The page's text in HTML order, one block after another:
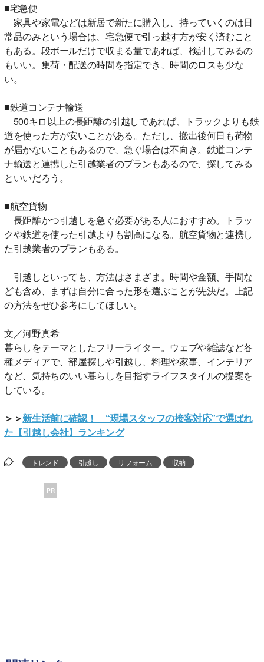
■宅急便
家具や家電などは新居で新たに購入し、持っていくのは日
常品のみという場合は、宅急便で引っ越す方が安く済むこと
もある。段ボールだけで収まる量であれば、検討してみるの
もいい。集荷・配送の時間を指定でき、時間のロスも少な
い。
■鉄道コンテナ輸送
500キロ以上の長距離の引越しであれば、トラックよりも鉄
道を使った方が安いことがある。ただし、搬出後何日も荷物
が届かないこともあるので、急ぐ場合は不向き。鉄道コンテ
ナ輸送と連携した引越業者のプランもあるので、探してみる
といいだろう。
■航空貨物
長距離かつ引越しを急ぐ必要がある人におすすめ。トラッ
クや鉄道を使った引越よりも割高になる。航空貨物と連携し
た引越業者のプランもある。
引越しといっても、方法はさまざま。時間や金額、手間な
ども含め、まずは自分に合った形を選ぶことが先決だ。上記
の方法をぜひ参考にしてほしい。
文／河野真希
暮らしをテーマとしたフリーライター。ウェブや雑誌など各
種メディアで、部屋探しや引越し、料理や家事、インテリア
など、気持ちのいい暮らしを目指すライフスタイルの提案を
している。
＞＞新生活前に確認！ “現場スタッフの接客対応”で選ばれ
た【引越し会社】ランキング
トレンド 引越し リフォーム 収納
PR